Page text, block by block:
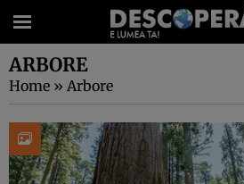
ARBORE
Home » Arbore